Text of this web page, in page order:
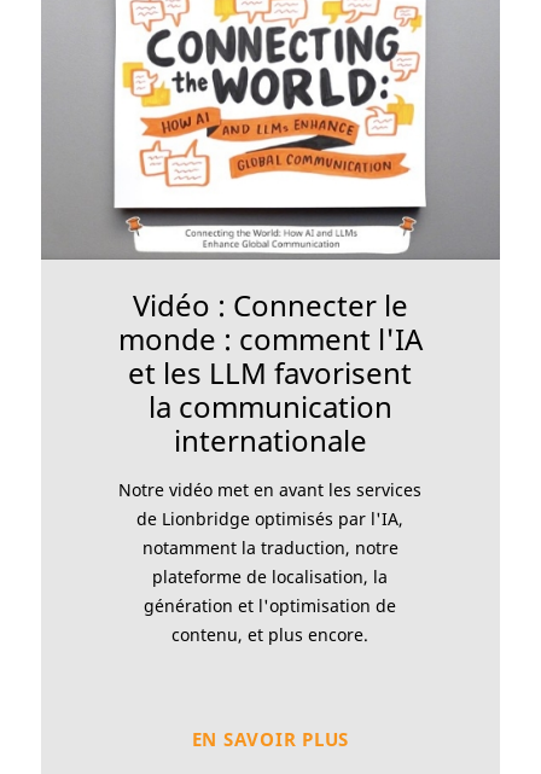
Vidéo : Connecter le
monde : comment l'IA
et les LLM favorisent
la communication
internationale
Notre vidéo met en avant les services
de Lionbridge optimisés par l'IA,
notamment la traduction, notre
plateforme de localisation, la
génération et l'optimisation de
contenu, et plus encore.
EN SAVOIR PLUS